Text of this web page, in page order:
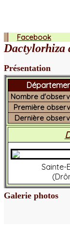
Facebook
Dactylorhiza
Présentation
Nombre
Première
Dernière
Sainte-
Galerie photos